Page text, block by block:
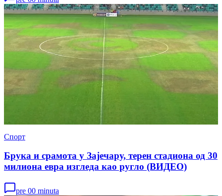
Спорт
Брука и срамота у Зајечару, терен стадиона од 30
милиона евра изгледа као ругло (ВИДЕО)
pre 00 minuta